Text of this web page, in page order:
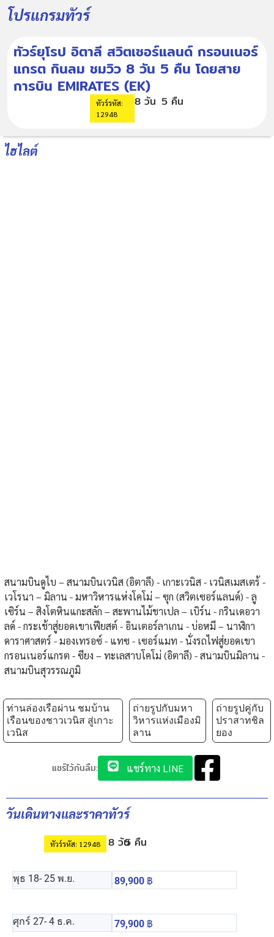
โปรแกรมทัวร์
ทัวร์ยุโรป อิตาลี สวิตเซอร์แลนด์ กรอนเนอร์
แกรต กินลม ชมวิว 8 วัน 5 คืน โดยสาย
การบิน EMIRATES (EK)
ทัวร์รหัส:
12948
8 วัน 5 คืน
ไฮไลต์
สนามบินดูไบ – สนามบินเวนิส (อิตาลี) - เกาะเวนิส - เวนิสเมสเตร้ -
เวโรนา – มิลาน - มหาวิหารแห่งโคโม่ – ซุก (สวิตเซอร์แลนด์) - ลู
เซิร์น – สิงโตหินแกะสลัก – สะพานไม้ชาเปล – เบิร์น - กรินเดอวา
ลด์ - กระเช้าสู่ยอดเขาเฟียสต์ - อินเตอร์ลาเกน - บ่อหมี – นาฬิกา
ดาราศาสตร์ - มองเทรอซ์ - แทซ - เซอร์แมท - นั่งรถไฟสู่ยอดเขา
กรอนเนอร์แกรต - ซียง – ทะเลสาบโคโม่ (อิตาลี) - สนามบินมิลาน -
สนามบินสุวรรณภูมิ
ท่านล่องเรือผ่าน ชมบ้าน
เรือนของชาวเวนิส สู่เกาะ
เวนิส
ถ่ายรูปกับมหา
วิหารแห่งเมืองมิ
ลาน
ถ่ายรูปคู่กับ
ปราสาทชิล
ยอง
แชร์ไว้กันลืม: แชร์ทาง LINE
วันเดินทางและราคาทัวร์
ทัวร์รหัส: 12948 8 วัน5 คืน
พุธ 18- 25 พ.ย. 89,900 ฿
ศุกร์ 27- 4 ธ.ค. 79,900 ฿